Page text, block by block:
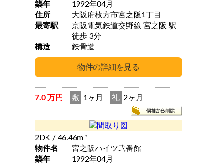
築年
1992年04月
住所
大阪府枚方市宮之阪1丁目
最寄駅
京阪電気鉄道交野線 宮之阪 駅
徒歩 3分
構造
鉄骨造
7.0 万円 敷 1ヶ月 礼 2ヶ月
2DK / 46.46m 2
物件名
宮之阪ハイツ弐番館
築年
1992年04月